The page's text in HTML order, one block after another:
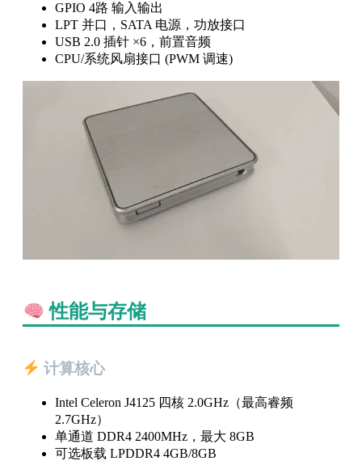
GPIO 4路 输入输出
LPT 并口，SATA 电源，功放接口
USB 2.0 插针 ×6，前置音频
CPU/系统风扇接口 (PWM 调速)
性能与存储
计算核心
Intel Celeron J4125 四核 2.0GHz（最高睿频
2.7GHz）
单通道 DDR4 2400MHz，最大 8GB
可选板载 LPDDR4 4GB/8GB